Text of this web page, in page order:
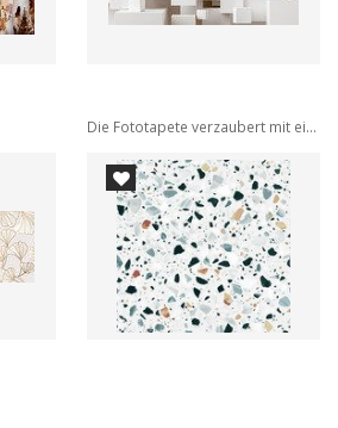
Die Fototapete verzaubert mit einer kunstvollen...